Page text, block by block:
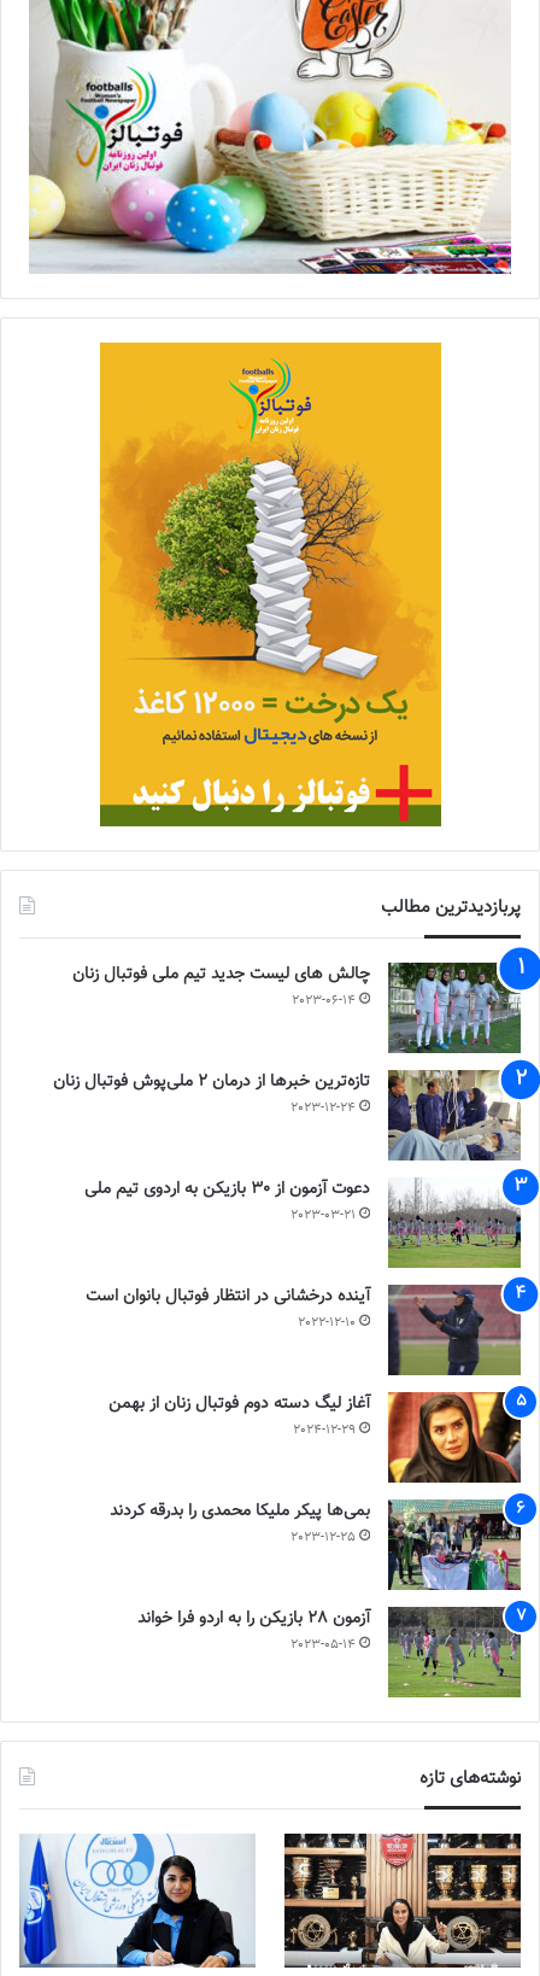
پربازدیدترین مطالب
چالش هاى ليست جدید تيم ملى فوتبال زنان
2023-06-14
تازه‌ترین خبرها از درمان ۲ ملی‌پوش فوتبال زنان
2023-12-24
دعوت آزمون از 30 بازیکن به اردوی تیم ملی
2023-03-21
آینده درخشانی در انتظار فوتبال بانوان است
2022-12-10
آغاز لیگ دسته دوم فوتبال زنان از بهمن
2024-12-29
بمی‌ها پیکر ملیکا محمدی را بدرقه کردند
2023-12-25
آزمون 28 بازیکن را به اردو فرا خواند
2023-05-14
نوشته‌های تازه